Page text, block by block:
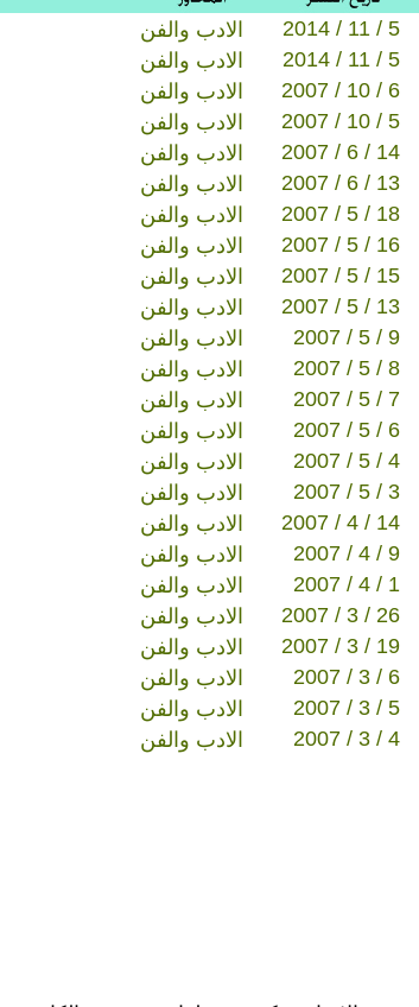
الادب والفن 2014 / 11 / 5
الادب والفن
2014 / 11 / 5
الادب والفن
2007 / 10 / 6
الادب والفن
2007 / 10 / 5
الادب والفن
2007 / 6 / 14
الادب والفن
2007 / 6 / 13
الادب والفن
2007 / 5 / 18
الادب والفن
2007 / 5 / 16
الادب والفن
2007 / 5 / 15
الادب والفن
2007 / 5 / 13
الادب والفن
2007 / 5 / 9
الادب والفن
2007 / 5 / 8
الادب والفن
2007 / 5 / 7
الادب والفن
2007 / 5 / 6
الادب والفن
2007 / 5 / 4
الادب والفن
2007 / 5 / 3
الادب والفن
2007 / 4 / 14
الادب والفن
2007 / 4 / 9
الادب والفن
2007 / 4 / 1
الادب والفن
2007 / 3 / 26
الادب والفن
2007 / 3 / 19
الادب والفن
2007 / 3 / 6
الادب والفن
2007 / 3 / 5
الادب والفن
2007 / 3 / 4